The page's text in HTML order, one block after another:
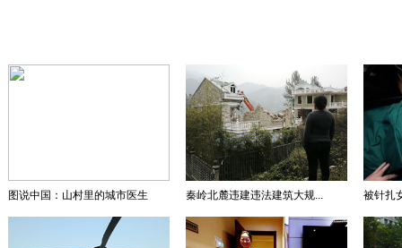
图说中国：山村里的城市医生 秦岭北麓违建违法建筑大规... 被针扎